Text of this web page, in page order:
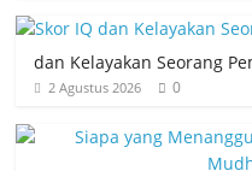
dan Kelayakan Seorang
2 Agustus 2026 0